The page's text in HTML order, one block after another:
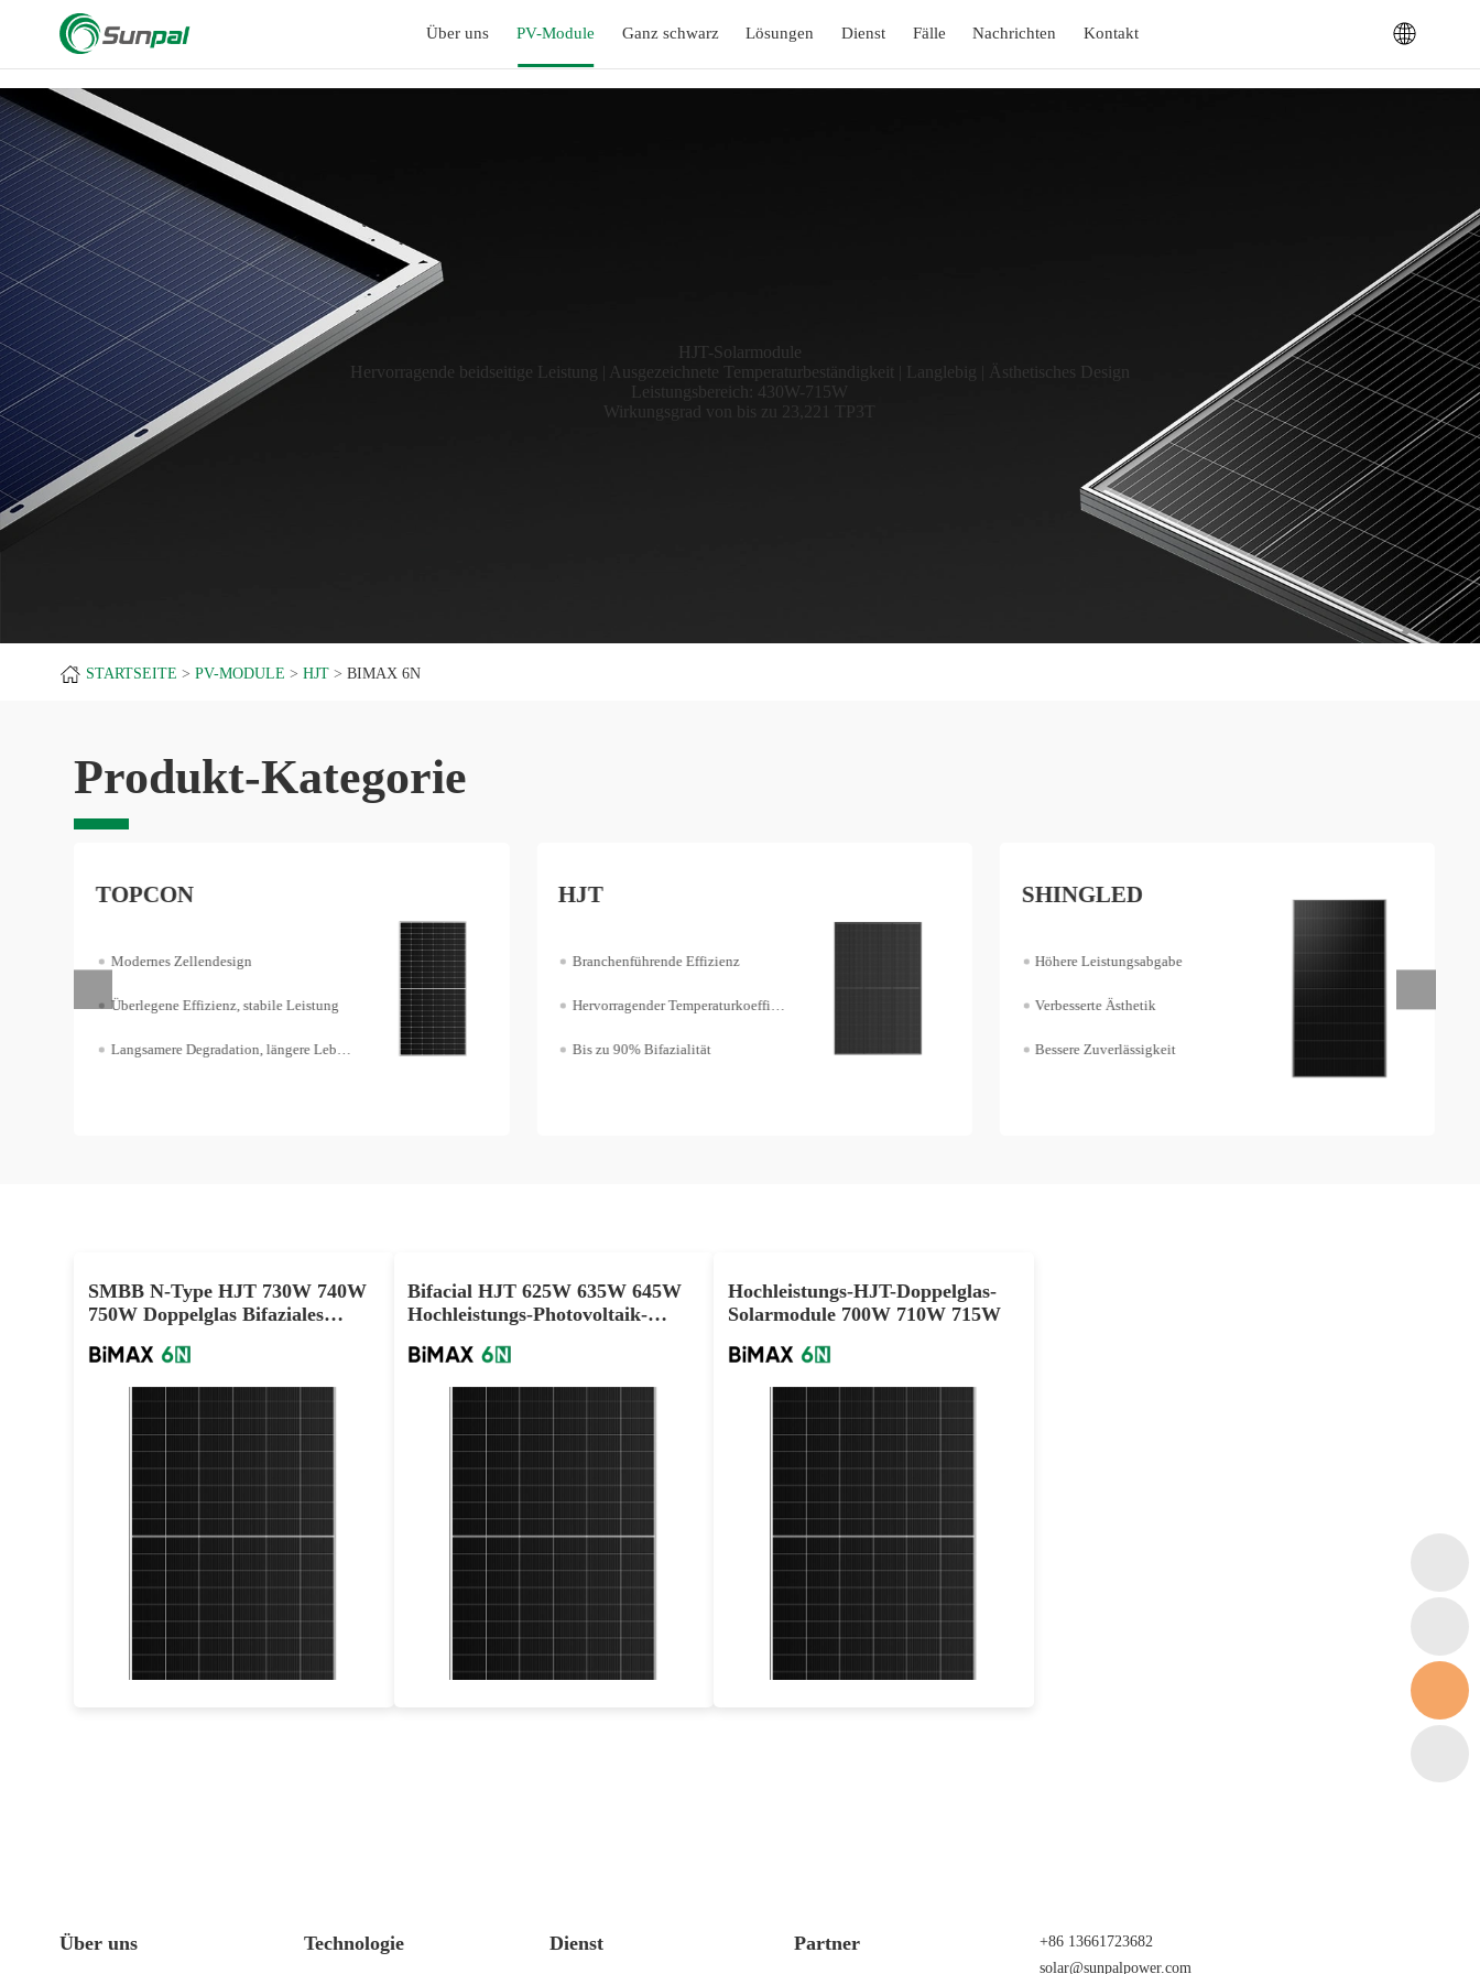
Über uns PV-Module Ganz schwarz Lösungen Dienst Fälle Nachrichten Kontakt
HJT-Solarmodule
Hervorragende beidseitige Leistung | Ausgezeichnete Temperaturbeständigkeit | Langlebig | Ästhetisches Design
Leistungsbereich: 430W-715W
Wirkungsgrad von bis zu 23,221 TP3T
STARTSEITE PV-MODULE HJT BIMAX 6N
Produkt-Kategorie
HJT
Branchenführende Effizienz
Hervorragender Temperaturkoeffizient
Bis zu 90% Bifazialität
SHINGLED
Höhere Leistungsabgabe
Verbesserte Ästhetik
Bessere Zuverlässigkeit
KLEINE LEISTUNG
Leicht und tragbar
Flexible Anwendung
Kostengünstig
SMBB N-Type HJT 730W 740W
750W Doppelglas Bifaziales
720-750W
Bifacial HJT 625W 635W 645W
Hochleistungs-Photovoltaik-
695-715W
30 Jahre Leistungsgarantie
Hochleistungs-HJT-Doppelglas-
Solarmodule 700W 710W 715W
695-715W
30 Jahre Leistungsgarantie
Über uns Technologie Dienst Partner
+86 13661723682
solar@sunpalpower.com